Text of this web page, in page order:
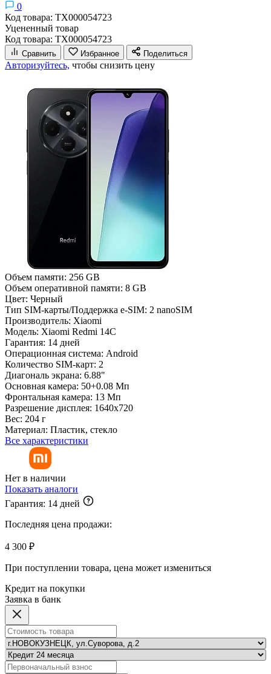
0
Код товара: ТХ000054723
Уцененный товар
Код товара: ТХ000054723
Сравнить Избранное Поделиться
Авторизуйтесь, чтобы снизить цену
Объем памяти: 256 GB
Объем оперативной памяти: 8 GB
Цвет: Черный
Тип SIM-карты/Поддержка e-SIM: 2 nanoSIM
Производитель: Xiaomi
Модель: Xiaomi Redmi 14C
Гарантия: 14 дней
Операционная система: Android
Количество SIM-карт: 2
Диагональ экрана: 6.88"
Основная камера: 50+0.08 Мп
Фронтальная камера: 13 Мп
Разрешение дисплея: 1640x720
Вес: 204 г
Материал: Пластик, стекло
Все характеристики
Нет в наличии
Показать аналоги
Гарантия: 14 дней
Последняя цена продажи:
4 300 ₽
При поступлении товара, цена может измениться
Кредит на покупки
Заявка в банк